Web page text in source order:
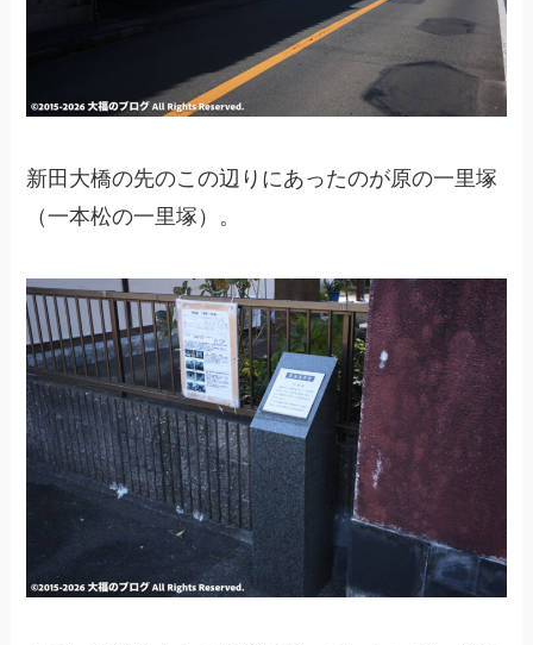
新田大橋の先のこの辺りにあったのが原の一里塚
（一本松の一里塚）。